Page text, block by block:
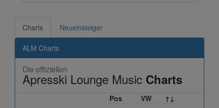
Charts Neueinsteiger
ALM Charts
Die offiziellen
Apresski Lounge Music Charts
Pos VW ↑↓